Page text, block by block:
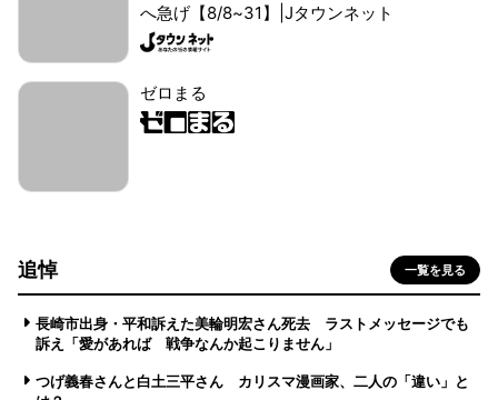
へ急げ【8/8~31】|Jタウンネット
ゼロまる
追悼 一覧を見る
長崎市出身・平和訴えた美輪明宏さん死去 ラストメッセージでも
訴え「愛があれば 戦争なんか起こりません」
つげ義春さんと白土三平さん カリスマ漫画家、二人の「違い」と